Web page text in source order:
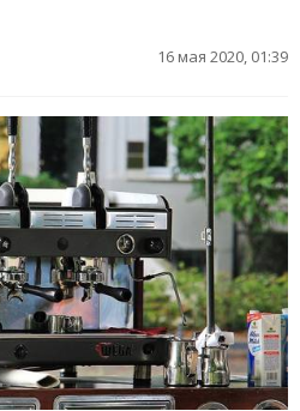
16 мая 2020, 01:39